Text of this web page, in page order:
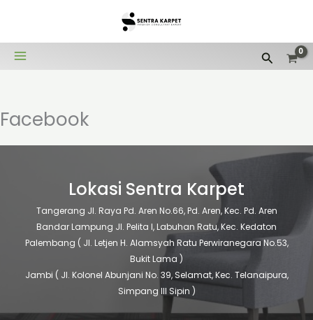
konten
Cari
Facebook
Lokasi Sentra Karpet
Tangerang Jl. Raya Pd. Aren No.66, Pd. Aren, Kec. Pd. Aren
Bandar Lampung Jl. Pelita I, Labuhan Ratu, Kec. Kedaton
Palembang ( Jl. Letjen H. Alamsyah Ratu Perwiranegara No.53,
Bukit Lama )
Jambi ( Jl. Kolonel Abunjani No. 39, Selamat, Kec. Telanaipura,
Simpang III Sipin )